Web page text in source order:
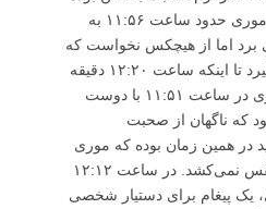
است. دادستانی می‌گوید موری حدود ساعت ۱۱:۵۶ به
برد اما از هیچکس نخواست که
با اورژانس ۹۱۱ تماس بگیرد تا اینکه ساعت ۱۲:۲۰ دقیقه
شد. والگرن گفت که موری در ساعت ۱۱:۵۱ با دوست
که ناگهان از صحبت
در همین زمان بوده که موری
فهمیده است که مایکل نفس نمی‌کشد. در ساعت ۱۲:۱۲
یک پیغام برای دستیار شخصی